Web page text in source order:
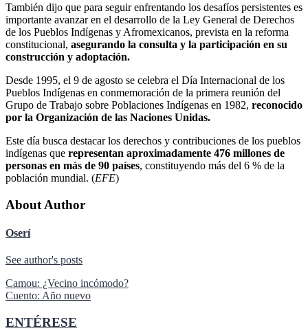
También dijo que para seguir enfrentando los desafíos persistentes es
importante avanzar en el desarrollo de la Ley General de Derechos
de los Pueblos Indígenas y Afromexicanos, prevista en la reforma
constitucional, asegurando la consulta y la participación en su
construcción y adoptación.
Desde 1995, el 9 de agosto se celebra el Día Internacional de los
Pueblos Indígenas en conmemoración de la primera reunión del
Grupo de Trabajo sobre Poblaciones Indígenas en 1982, reconocido
por la Organización de las Naciones Unidas.
Este día busca destacar los derechos y contribuciones de los pueblos
indígenas que representan aproximadamente 476 millones de
personas en más de 90 países, constituyendo más del 6 % de la
población mundial. (EFE)
About Author
Oserí
See author's posts
Navegación
de
entradas
Camou: ¿Vecino incómodo?
Cuento: Año nuevo
ENTÉRESE